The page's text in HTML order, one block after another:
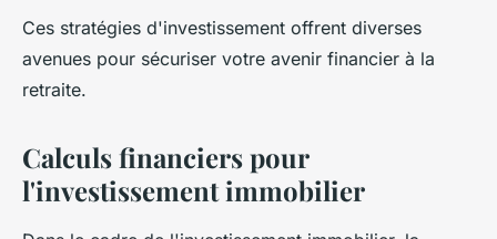
Ces stratégies d'investissement offrent diverses
avenues pour sécuriser votre avenir financier à la
retraite.
Calculs financiers pour
l'investissement immobilier